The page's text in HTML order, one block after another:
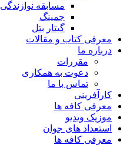
مسابقه نوازندگی
جمینگ
گیتار بتل
معرفی کتاب و مقالات
درباره ما
مقررات
دعوت به همکاری
تماس با ما
کارآفرینی
معرفی کافه ها
موزیک ویدیو
استعداد های جوان
معرفی کافه ها